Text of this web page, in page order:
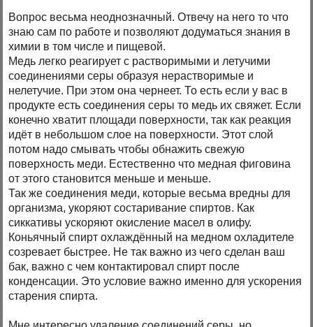
Вопрос весьма неоднозначный. Отвечу на него то что
знаю сам по работе и позволяют додуматься знания в
химии в том числе и пищевой.
Медь легко реагирует с растворимыми и летучими
соединениями серы образуя нерастворимые и
нелетучие. При этом она чернеет. То есть если у вас в
продукте есть соединения серы то медь их свяжет. Если
конечно хватит площади поверхности, так как реакция
идёт в небольшом слое на поверхности. Этот слой
потом надо смывать чтобы обнажить свежую
поверхность меди. Естественно что медная фиговина
от этого становится меньше и меньше.
Так же соединения меди, которые весьма вредны для
организма, укоряют состаривание спиртов. Как
сиккативы ускоряют окисление масел в олифу.
Коньячный спирт охлаждённый на медном охладителе
созревает быстрее. Не так важно из чего сделан ваш
бак, важно с чем контактировал спирт после
конденсации. Это условие важно именно для ускорения
старения спирта.